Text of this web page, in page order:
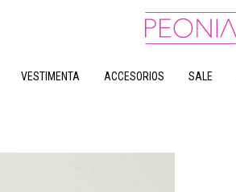
VESTIMENTA ACCESORIOS SALE